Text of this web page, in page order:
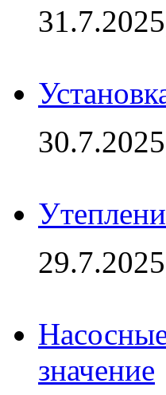
значение